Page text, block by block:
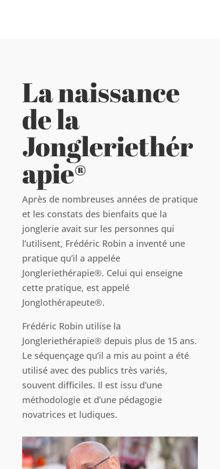
La naissance
de la
Jongleriethér
apie®
Après de nombreuses années de pratique
et les constats des bienfaits que la
jonglerie avait sur les personnes qui
l’utilisent, Frédéric Robin a inventé une
pratique qu’il a appelée
Jongleriethérapie®. Celui qui enseigne
cette pratique, est appelé
Jonglothérapeute®.
Frédéric Robin utilise la
Jongleriethérapie® depuis plus de 15 ans.
Le séquençage qu’il a mis au point a été
utilisé avec des publics très variés,
souvent difficiles. Il est issu d’une
méthodologie et d’une pédagogie
novatrices et ludiques.